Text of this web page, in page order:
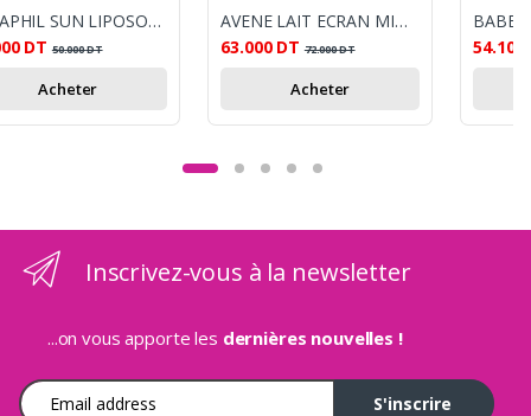
CETAPHIL SUN LIPOSOMAL LOTION SPF50+ 50ML
DT 50.000DT
Acheter
AVENE LAIT ECRAN MINERAL SPF50+ 100ML
63.000 DT 72.000DT
Acheter
54.100
Inscrivez-vous à la newsletter
...on vous apporte les dernières nouvelles !
Adresse e-mail
S'inscrire